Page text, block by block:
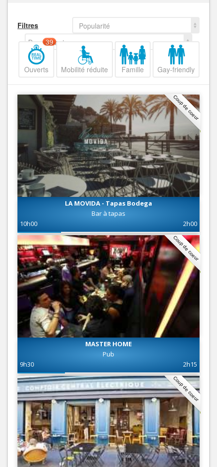
Filtres
Popularité
Decroissant
Ouverts
39
Mobilité réduite Famille Gay-friendly
Coup de coeur
LA MOVIDA - Tapas Bodega
Bar à tapas
10h00
2h00
Coup de coeur
MASTER HOME
Pub
9h30
2h15
Coup de coeur